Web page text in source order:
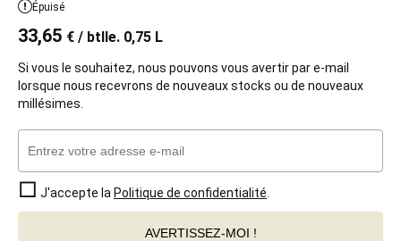
Épuisé
33,65 € / btlle. 0,75 L
Si vous le souhaitez, nous pouvons vous avertir par e-mail
lorsque nous recevrons de nouveaux stocks ou de nouveaux
millésimes.
J'accepte la Politique de confidentialité
AVERTISSEZ-MOI !